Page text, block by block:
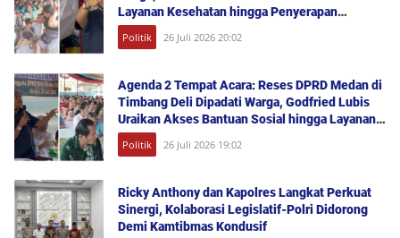
Layanan Kesehatan hingga Penyerapan
Aspirasi Publik
Politik 26 Juli 2026 20:02
Agenda 2 Tempat Acara: Reses DPRD Medan di
Timbang Deli Dipadati Warga, Godfried Lubis
Uraikan Akses Bantuan Sosial hingga Layanan
UHC
Politik 26 Juli 2026 19:02
Ricky Anthony dan Kapolres Langkat Perkuat
Sinergi, Kolaborasi Legislatif-Polri Didorong
Demi Kamtibmas Kondusif